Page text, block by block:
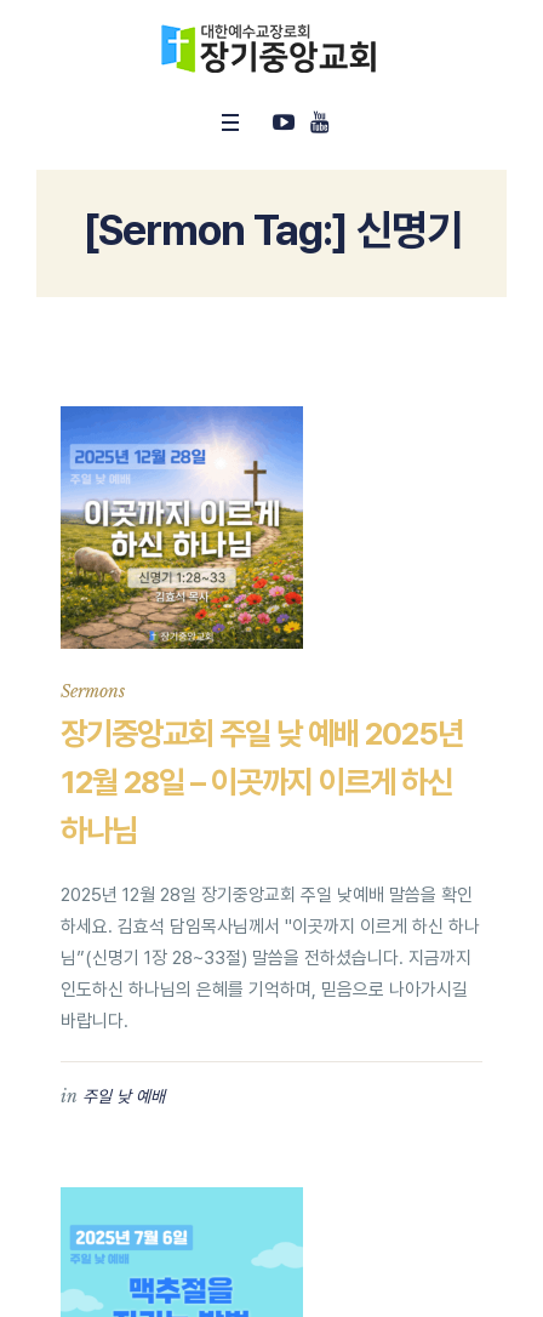
[Sermon Tag:] 신명기
Sermons
장기중앙교회 주일 낮 예배 2025년
12월 28일 – 이곳까지 이르게 하신
하나님
2025년 12월 28일 장기중앙교회 주일 낮예배 말씀을 확인
하세요. 김효석 담임목사님께서 "이곳까지 이르게 하신 하나
님”(신명기 1장 28~33절) 말씀을 전하셨습니다. 지금까지
인도하신 하나님의 은혜를 기억하며, 믿음으로 나아가시길
바랍니다.
in 주일 낮 예배